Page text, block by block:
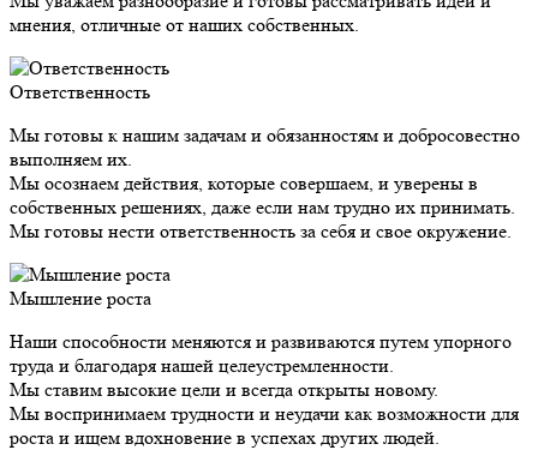
мнения, отличные от наших собственных.
Ответственность
Мы готовы к нашим задачам и обязанностям и добросовестно
выполняем их.
Мы осознаем действия, которые совершаем, и уверены в
собственных решениях, даже если нам трудно их принимать.
Мы готовы нести ответственность за себя и свое окружение.
Мышление роста
Наши способности меняются и развиваются путем упорного
труда и благодаря нашей целеустремленности.
Мы ставим высокие цели и всегда открыты новому.
Мы воспринимаем трудности и неудачи как возможности для
роста и ищем вдохновение в успехах других людей.